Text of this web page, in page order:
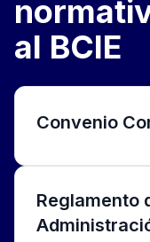
al BCIE
Convenio
Reglamento